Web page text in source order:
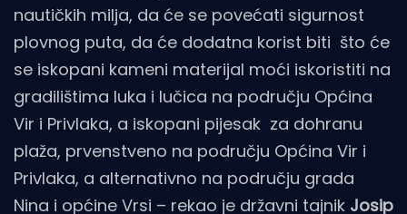
nautičkih milja, da će se povećati sigurnost
plovnog puta, da će dodatna korist biti što će
se iskopani kameni materijal moći iskoristiti na
gradilištima luka i lučica na području Općina
Vir i Privlaka, a iskopani pijesak za dohranu
plaža, prvenstveno na području Općina Vir i
Privlaka, a alternativno na području grada
Nina i općine Vrsi – rekao je državni tajnik Josip